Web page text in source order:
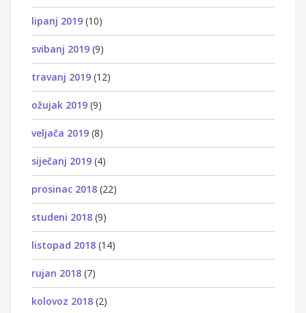
lipanj 2019 (10)
svibanj 2019 (9)
travanj 2019 (12)
ožujak 2019 (9)
veljača 2019 (8)
siječanj 2019 (4)
prosinac 2018 (22)
studeni 2018 (9)
listopad 2018 (14)
rujan 2018 (7)
kolovoz 2018 (2)